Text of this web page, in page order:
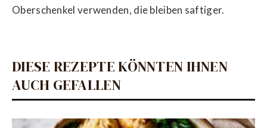
Oberschenkel verwenden, die bleiben saftiger.
DIESE REZEPTE KÖNNTEN IHNEN
AUCH GEFALLEN